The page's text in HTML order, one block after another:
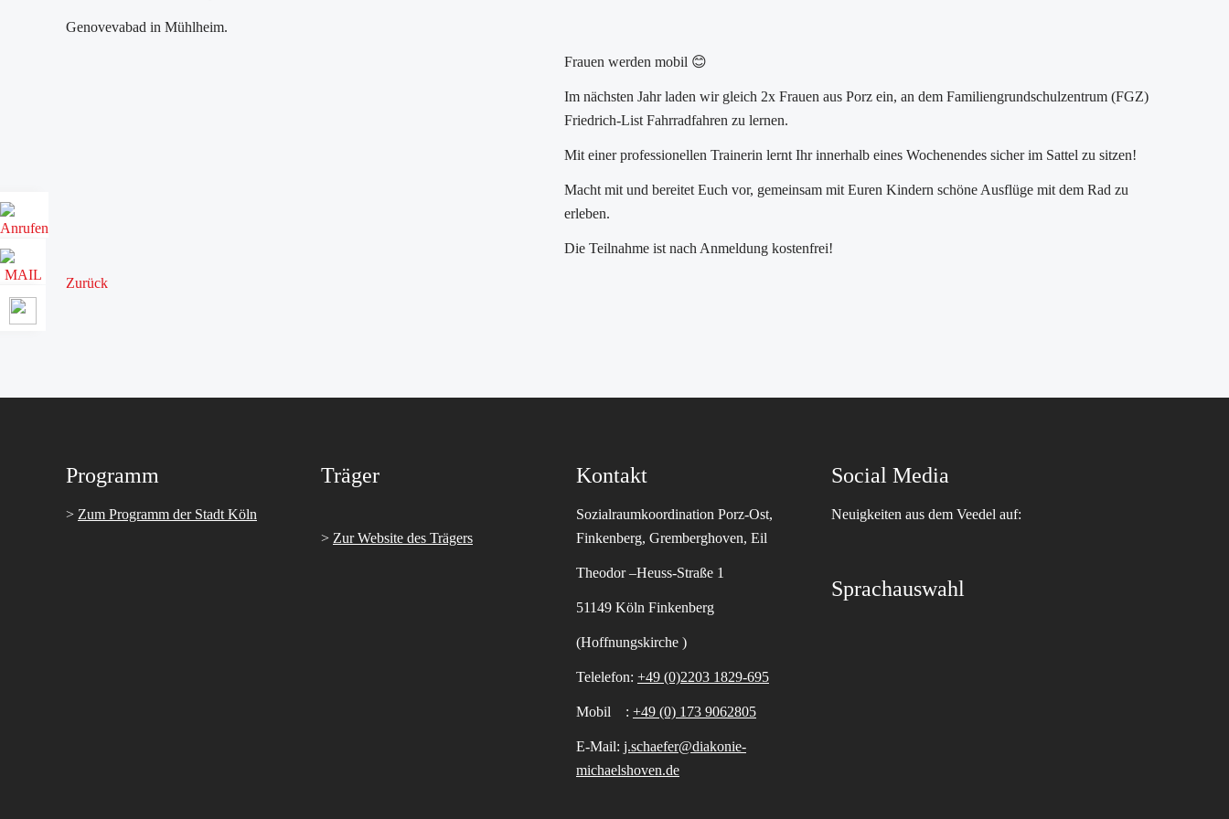
Genovevabad in Mühlheim.
Frauen werden mobil 😊
Im nächsten Jahr laden wir gleich 2x Frauen aus Porz ein, an dem Familiengrundschulzentrum (FGZ)
Friedrich-List Fahrradfahren zu lernen.
Mit einer professionellen Trainerin lernt Ihr innerhalb eines Wochenendes sicher im Sattel zu sitzen!
Macht mit und bereitet Euch vor, gemeinsam mit Euren Kindern schöne Ausflüge mit dem Rad zu
erleben.
Die Teilnahme ist nach Anmeldung kostenfrei!
Zurück
Programm
> Zum Programm der Stadt Köln
Träger
> Zur Website des Trägers
Kontakt
Sozialraumkoordination Porz-Ost,
Finkenberg, Gremberghoven, Eil
Theodor –Heuss-Straße 1
51149 Köln Finkenberg
(Hoffnungskirche )
Telelefon: +49 (0)2203 1829-695
Mobil : +49 (0) 173 9062805
E-Mail: j.schaefer@diakonie-
michaelshoven.de
Social Media
Neuigkeiten aus dem Veedel auf:
Sprachauswahl